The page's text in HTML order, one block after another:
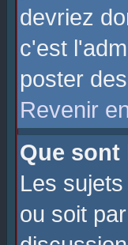
devriez
c'est
poster
Revenir
Que
Les
ou soit